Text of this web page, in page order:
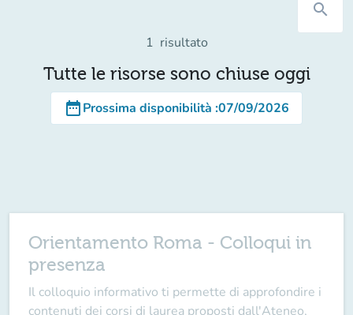
search
1 risultato
Tutte le risorse sono chiuse oggi
date_rangeProssima disponibilità :07/09/2026
Orientamento Roma - Colloqui in
presenza
Il colloquio informativo ti permette di approfondire i
contenuti dei corsi di laurea proposti dall'Ateneo,